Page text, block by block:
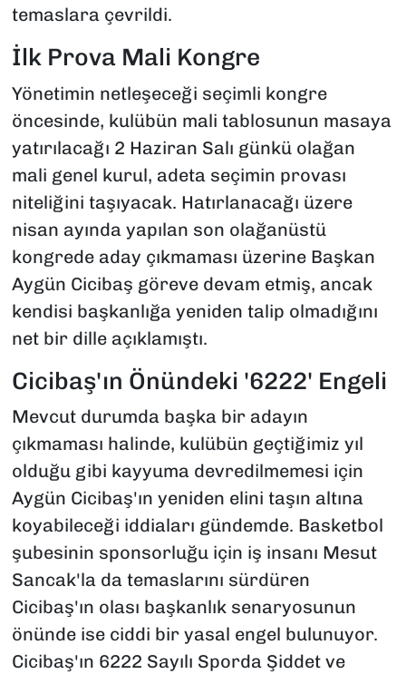
temaslara çevrildi.
İlk Prova Mali Kongre
Yönetimin netleşeceği seçimli kongre
öncesinde, kulübün mali tablosunun masaya
yatırılacağı 2 Haziran Salı günkü olağan
mali genel kurul, adeta seçimin provası
niteliğini taşıyacak. Hatırlanacağı üzere
nisan ayında yapılan son olağanüstü
kongrede aday çıkmaması üzerine Başkan
Aygün Cicibaş göreve devam etmiş, ancak
kendisi başkanlığa yeniden talip olmadığını
net bir dille açıklamıştı.
Cicibaş'ın Önündeki '6222' Engeli
Mevcut durumda başka bir adayın
çıkmaması halinde, kulübün geçtiğimiz yıl
olduğu gibi kayyuma devredilmemesi için
Aygün Cicibaş'ın yeniden elini taşın altına
koyabileceği iddiaları gündemde. Basketbol
şubesinin sponsorluğu için iş insanı Mesut
Sancak'la da temaslarını sürdüren
Cicibaş'ın olası başkanlık senaryosunun
önünde ise ciddi bir yasal engel bulunuyor.
Cicibaş'ın 6222 Sayılı Sporda Şiddet ve